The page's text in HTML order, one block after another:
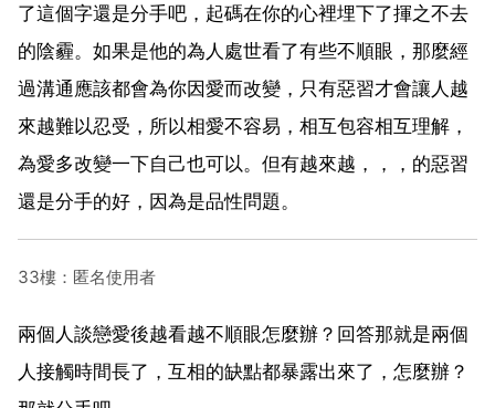
了這個字還是分手吧，起碼在你的心裡埋下了揮之不去
的陰霾。如果是他的為人處世看了有些不順眼，那麼經
過溝通應該都會為你因愛而改變，只有惡習才會讓人越
來越難以忍受，所以相愛不容易，相互包容相互理解，
為愛多改變一下自己也可以。但有越來越，，，的惡習
還是分手的好，因為是品性問題。
33樓：匿名使用者
兩個人談戀愛後越看越不順眼怎麼辦？回答那就是兩個
人接觸時間長了，互相的缺點都暴露出來了，怎麼辦？